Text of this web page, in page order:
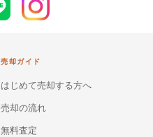
売却ガイド
はじめて売却する方へ
売却の流れ
無料査定